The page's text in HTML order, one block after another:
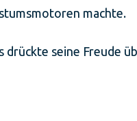
machte.
drückte seine Freude